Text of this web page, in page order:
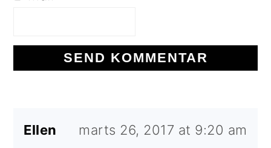
Ellen marts 26, 2017 at 9:20 am